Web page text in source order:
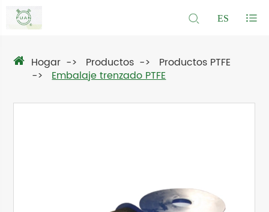
ES
Hogar Productos
Productos PTFE
Embalaje trenzado PTFE